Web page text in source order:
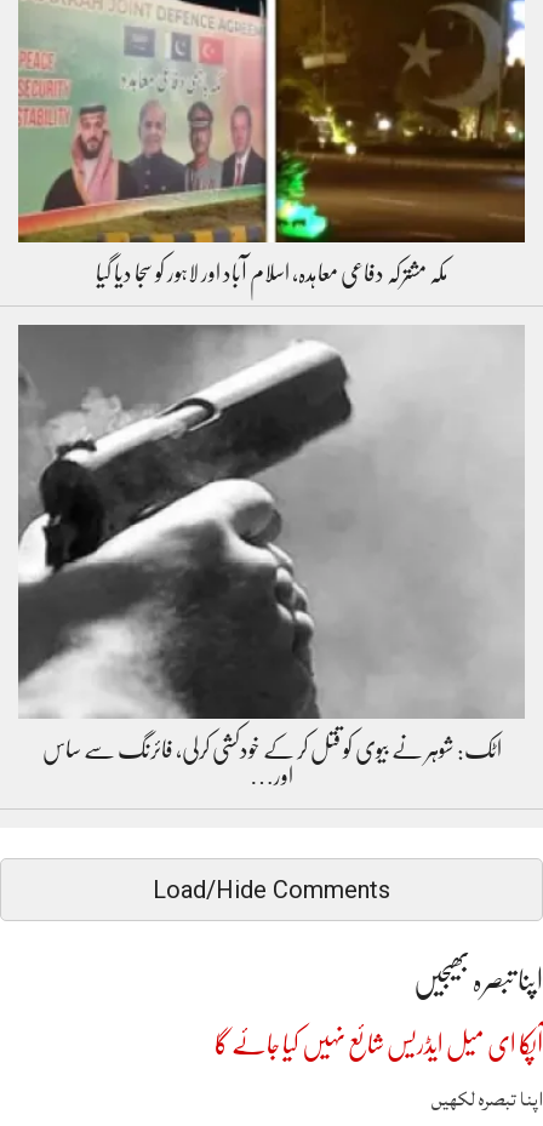
مکہ مشترکہ دفاعی معاہدہ، اسلام آباد اور لاہور کو سجا دیا گیا
اٹک: شوہر نے بیوی کو قتل کر کے خودکشی کرلی، فائرنگ سے ساس
اور…
Load/Hide Comments
اپنا تبصرہ بھیجیں
آپکا ای میل ایڈریس شائع نہیں کیا جائے گا
اپنا تبصرہ لکھیں